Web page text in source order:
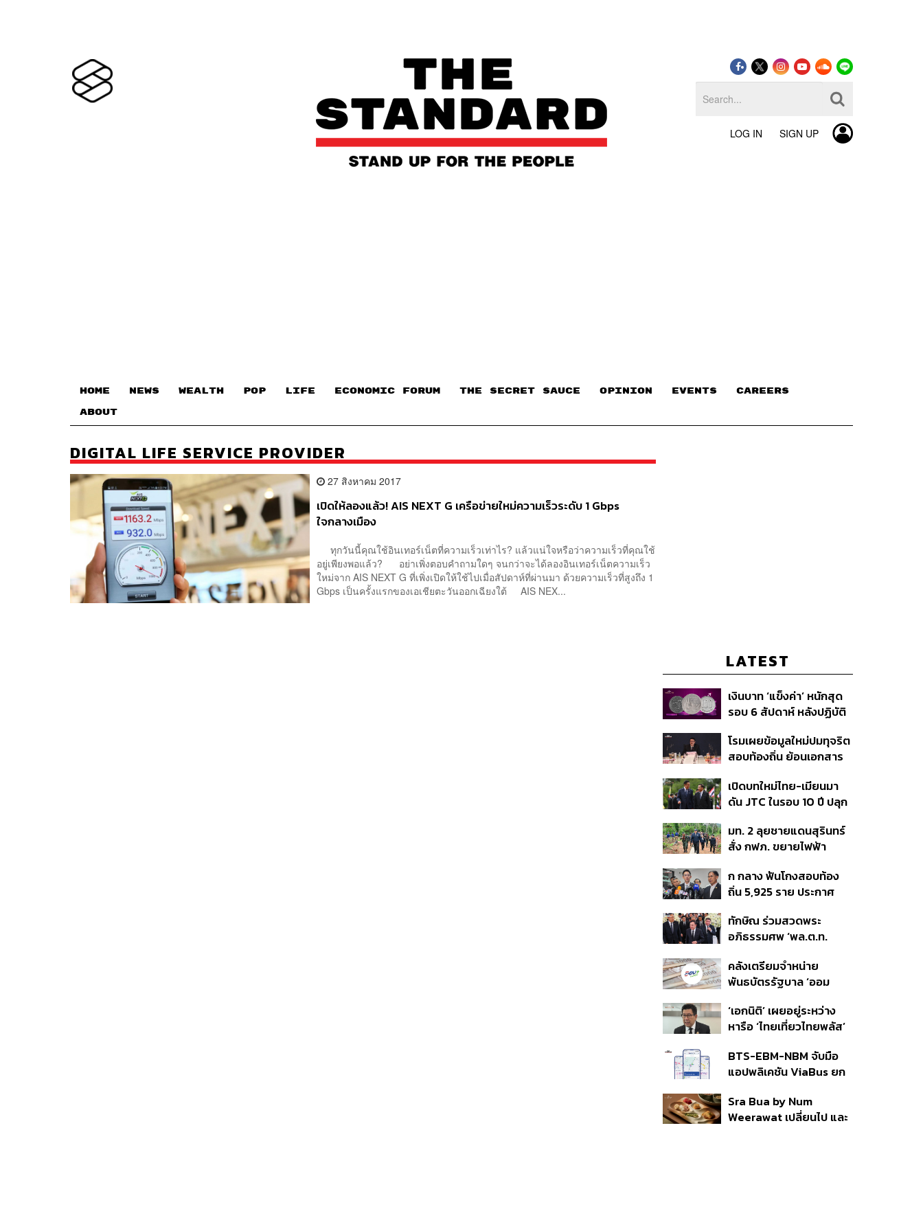
LOG IN SIGN UP
HOME NEWS WEALTH POP LIFE ECONOMIC FORUM THE SECRET SAUCE​ OPINION EVENTS CAREERS
ABOUT
DIGITAL LIFE SERVICE PROVIDER
27 สิงหาคม 2017
เปิดให้ลองแล้ว! AIS NEXT G เครือข่ายใหม่ความเร็วระดับ 1 Gbps
ใจกลางเมือง
ทุกวันนี้คุณใช้อินเทอร์เน็ตที่ความเร็วเท่าไร? แล้วแน่ใจหรือว่าความเร็วที่คุณใช้
อยู่เพียงพอแล้ว? อย่าเพิ่งตอบคำถามใดๆ จนกว่าจะได้ลองอินเทอร์เน็ตความเร็ว
ใหม่จาก AIS NEXT G ที่เพิ่งเปิดให้ใช้ไปเมื่อสัปดาห์ที่ผ่านมา ด้วยความเร็วที่สูงถึง 1
Gbps เป็นครั้งแรกของเอเชียตะวันออกเฉียงใต้ AIS NEX...
LATEST
เงินบาท ‘แข็งค่า’ หนักสุด
รอบ 6 สัปดาห์ หลังปฏิบัติ
สหรัฐฯ-ญี่ปุ่น Standard
Chartered เปิดเป้าสิ้นปีนี้
ต่อดอลลาร์
โรมเผยข้อมูลใหม่ปมทุจริต
สอบท้องถิ่น ย้อนเอกสาร
อนุทิน จ่อสอบต่อเอี่ยว
ตัดตอน ม.บูรพา หรือไม่
เปิดบทใหม่ไทย-เมียนมา
ดัน JTC ในรอบ 10 ปี ปลุก
ชายแดน ท่าเรือน้ำลึก
ทวาย
มท. 2 ลุยชายแดนสุรินทร์
สั่ง กฟภ. ขยายไฟฟ้า
350’ เสริมความมั่นคง
ชายแดน
ก กลาง ฟันโกงสอบท้อง
ถิ่น 5,925 ราย ประกาศ
ราย รอ ป.ป.ช. ขีดเส้นแล้ว
เสร็จ 31 ส.ค.
ทักษิณ ร่วมสวดพระ
อภิธรรมศพ ‘พล.ต.ท.
สิน’ สิริอายุ 103 ปี แกนนำ
เพื่อไทย-บุคคลหลาก
คลังเตรียมจำหน่าย
พันธบัตรรัฐบาล ‘ออม
ก.ย.นี้ อาจเพิ่มสัดส่วนการ
ขายแบบ Small Lot First
‘เอกนิติ’ เผยอยู่ระหว่าง
หารือ ‘ไทยเที่ยวไทยพลัส’
แสนล้าน มั่นใจงบต่อ ‘ไทย
ช่วยไทย พลัส’ เฟส 2 มี
BTS-EBM-NBM จับมือ
แอปพลิเคชัน ViaBus ยก
รถไฟฟ้า 3 สายแบบเรียล
ไทม์
Sra Bua by Num
Weerawat เปลี่ยนไป และ